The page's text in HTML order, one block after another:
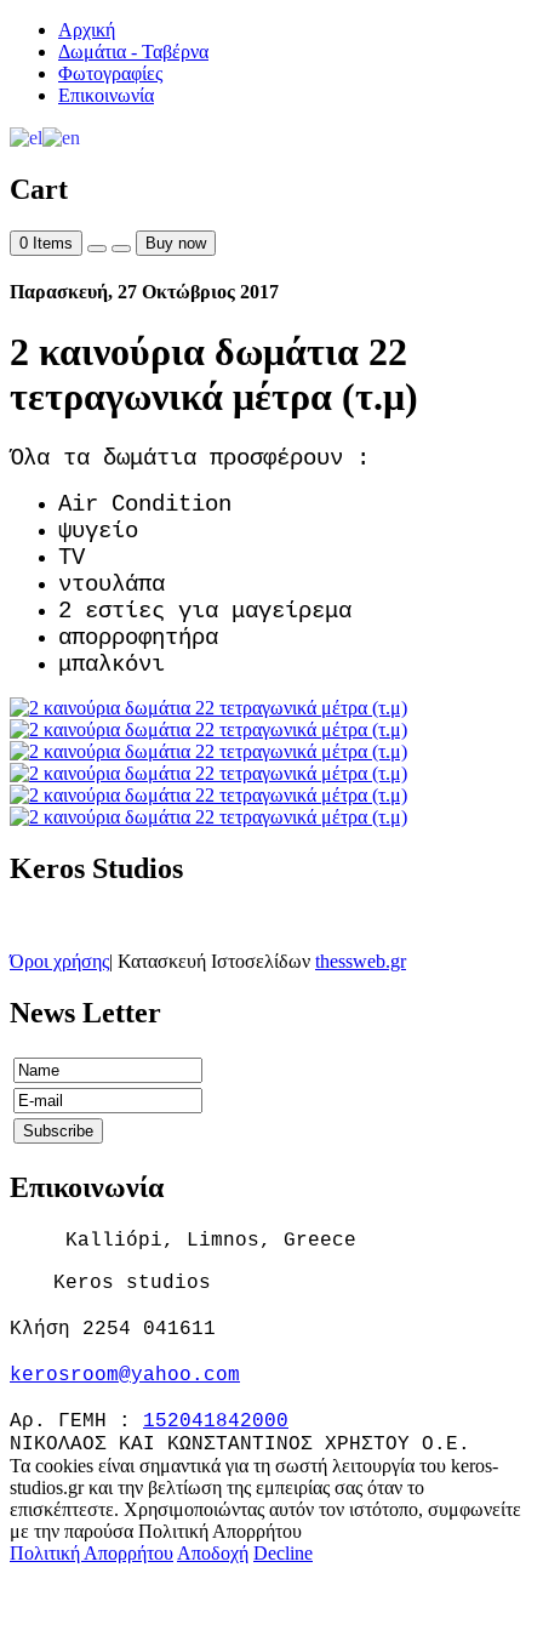
Αρχική
Δωμάτια - Ταβέρνα
Φωτογραφίες
Επικοινωνία
Cart
0 Items Buy now
Παρασκευή, 27 Οκτώβριος 2017
2 καινούρια δωμάτια 22
τετραγωνικά μέτρα (τ.μ)
Όλα τα δωμάτια προσφέρουν :
Air Condition
ψυγείο
TV
ντουλάπα
2 εστίες για μαγείρεμα
απορροφητήρα
μπαλκόνι
Keros Studios
Όροι χρήσης| Κατασκευή Ιστοσελίδων thessweb.gr
News Letter
Επικοινωνία
Kalliópi, Limnos, Greece
Keros studios
Κλήση 2254 041611
kerosroom@yahoo.com
Αρ. ΓΕΜΗ : 152041842000
ΝΙΚΟΛΑΟΣ ΚΑΙ ΚΩΝΣΤΑΝΤΙΝΟΣ ΧΡΗΣΤΟΥ Ο.Ε.
Τα cookies είναι σημαντικά για τη σωστή λειτουργία του keros-
studios.gr και την βελτίωση της εμπειρίας σας όταν το
επισκέπτεστε. Χρησιμοποιώντας αυτόν τον ιστότοπο, συμφωνείτε
με την παρούσα Πολιτική Απορρήτου
Πολιτική Απορρήτου Αποδοχή Decline